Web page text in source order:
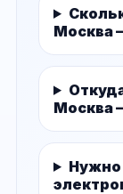
Москва
Москва
Нужно